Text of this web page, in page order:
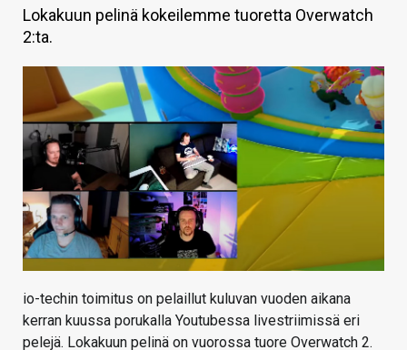
TIETOA
KAUPPA
VAIHDA TEEMA
HAKU
Lokakuun pelinä kokeilemme tuoretta Overwatch
2:ta.
io-techin toimitus on pelaillut kuluvan vuoden aikana
kerran kuussa porukalla Youtubessa livestriimissä eri
pelejä. Lokakuun pelinä on vuorossa tuore Overwatch 2.